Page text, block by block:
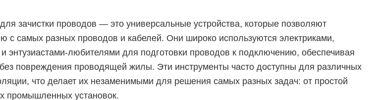
зачистки проводов — это универсальные устройства, которые позволяют
с самых разных проводов и кабелей. Они широко используются электриками,
энтузиастами-любителями для подготовки проводов к подключению, обеспечивая
без повреждения проводящей жилы. Эти инструменты часто доступны для различных
что делает их незаменимыми для решения самых разных задач: от простой
промышленных установок.